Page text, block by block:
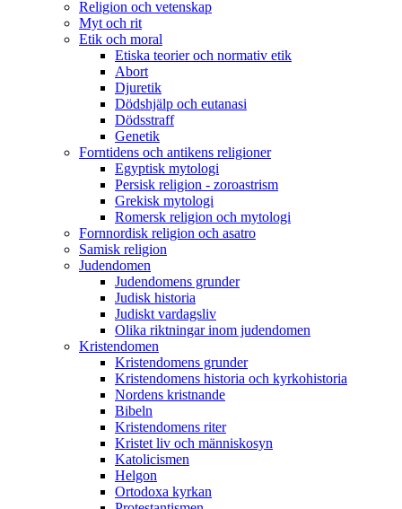
Religion och vetenskap
Myt och rit
Etik och moral
Etiska teorier och normativ etik
Abort
Djuretik
Dödshjälp och eutanasi
Dödsstraff
Genetik
Forntidens och antikens religioner
Egyptisk mytologi
Persisk religion - zoroastrism
Grekisk mytologi
Romersk religion och mytologi
Fornnordisk religion och asatro
Samisk religion
Judendomen
Judendomens grunder
Judisk historia
Judiskt vardagsliv
Olika riktningar inom judendomen
Kristendomen
Kristendomens grunder
Kristendomens historia och kyrkohistoria
Nordens kristnande
Bibeln
Kristendomens riter
Kristet liv och människosyn
Katolicismen
Helgon
Ortodoxa kyrkan